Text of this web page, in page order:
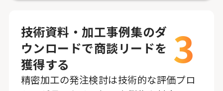
技術資料・加工事例集のダ
ウンロードで商談リードを
獲得する
3
精密加工の発注検討は技術的な評価プロ